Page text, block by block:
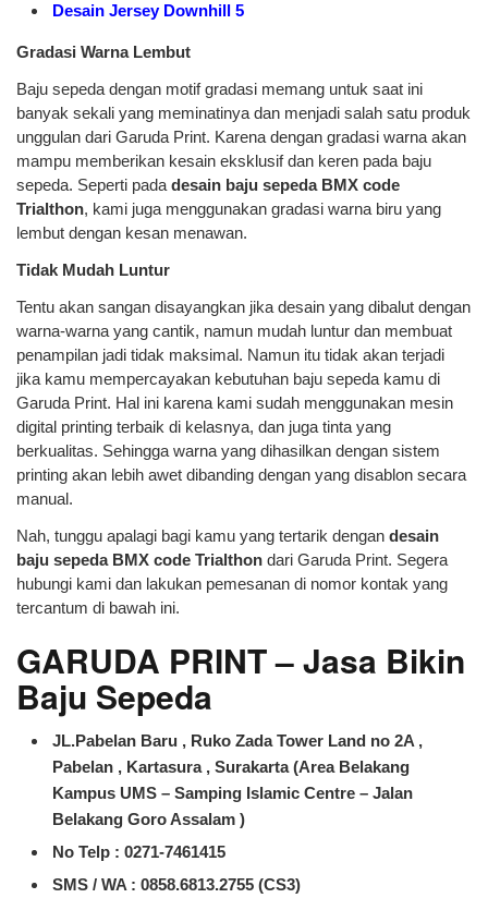
Desain Jersey Downhill 5
Gradasi Warna Lembut
Baju sepeda dengan motif gradasi memang untuk saat ini
banyak sekali yang meminatinya dan menjadi salah satu produk
unggulan dari Garuda Print. Karena dengan gradasi warna akan
mampu memberikan kesain eksklusif dan keren pada baju
sepeda. Seperti pada desain baju sepeda BMX code
Trialthon, kami juga menggunakan gradasi warna biru yang
lembut dengan kesan menawan.
Tidak Mudah Luntur
Tentu akan sangan disayangkan jika desain yang dibalut dengan
warna-warna yang cantik, namun mudah luntur dan membuat
penampilan jadi tidak maksimal. Namun itu tidak akan terjadi
jika kamu mempercayakan kebutuhan baju sepeda kamu di
Garuda Print. Hal ini karena kami sudah menggunakan mesin
digital printing terbaik di kelasnya, dan juga tinta yang
berkualitas. Sehingga warna yang dihasilkan dengan sistem
printing akan lebih awet dibanding dengan yang disablon secara
manual.
Nah, tunggu apalagi bagi kamu yang tertarik dengan desain
baju sepeda BMX code Trialthon dari Garuda Print. Segera
hubungi kami dan lakukan pemesanan di nomor kontak yang
tercantum di bawah ini.
GARUDA PRINT – Jasa Bikin
Baju Sepeda
JL.Pabelan Baru , Ruko Zada Tower Land no 2A ,
Pabelan , Kartasura , Surakarta (Area Belakang
Kampus UMS – Samping Islamic Centre – Jalan
Belakang Goro Assalam )
No Telp : 0271-7461415
SMS / WA : 0858.6813.2755 (CS3)